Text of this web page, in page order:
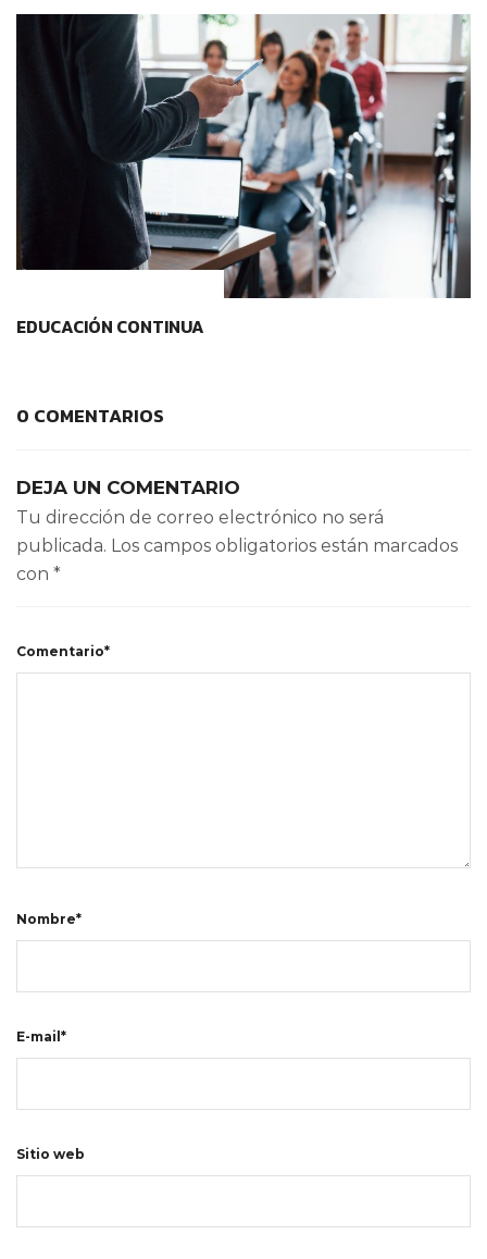
EDUCACIÓN CONTINUA
0 COMENTARIOS
DEJA UN COMENTARIO
Tu dirección de correo electrónico no será
publicada. Los campos obligatorios están marcados
con *
Comentario*
Nombre*
E-mail*
Sitio web